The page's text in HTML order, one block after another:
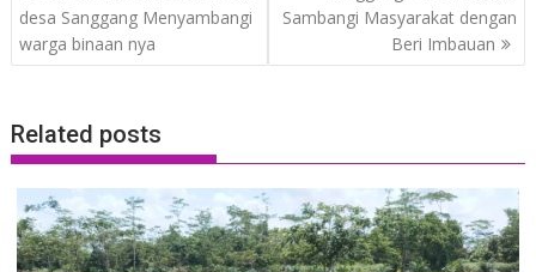
desa Sanggang Menyambangi
warga binaan nya
Sambangi Masyarakat dengan
Beri Imbauan
Related posts